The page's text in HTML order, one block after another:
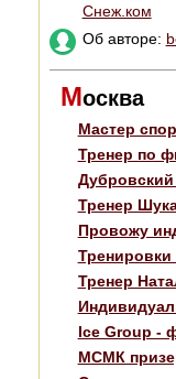
Снеж.ком
Об авторе:
Москва
Мастер
Тренер по
Тренер
Провожу
Тренер
Ice Group -
МСМК